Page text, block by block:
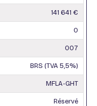
141 641 €
0
007
BRS (TVA 5,5%)
MFLA-GHT
Réservé